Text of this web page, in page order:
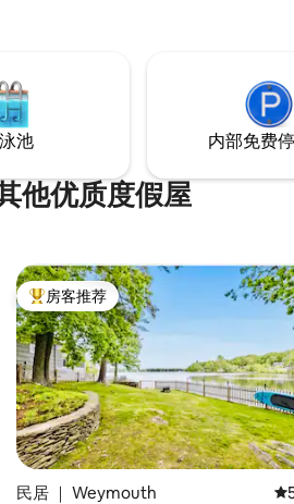
情放松。
池 内部免费
他优质度假屋
热门「房客推荐」
房客推荐
民居 ｜ Weymouth 平